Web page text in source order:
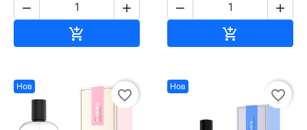
 

 

Нов
favorite_border
Нов
favorite_border